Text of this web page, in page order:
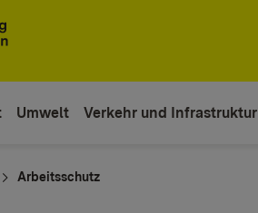
Umwelt Verkehr und Infrastruktur
Arbeitsschutz